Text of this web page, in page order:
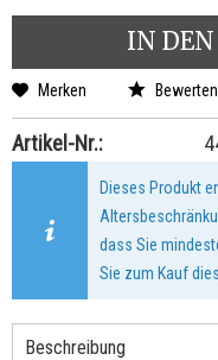
IN DEN
Merken Bewerten
Artikel-Nr.:
Dieses Produkt
dass Sie
Sie zum Kauf
Beschreibung